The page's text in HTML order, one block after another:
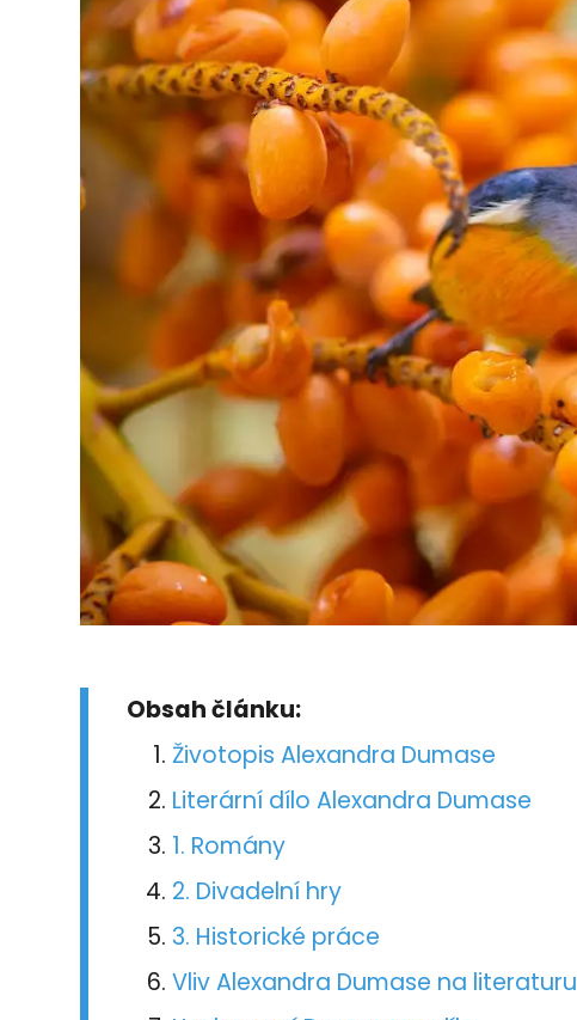
Obsah článku:
Životopis Alexandra Dumase
Literární dílo Alexandra Dumase
1. Romány
2. Divadelní hry
3. Historické práce
Vliv Alexandra Dumase na literaturu